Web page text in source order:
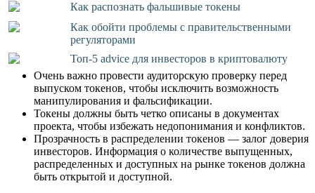
Как распознать фальшивые токены
Как обойти проблемы с правительственными
регуляторами
Топ-5 advice для инвесторов в криптовалюту
Очень важно провести аудиторскую проверку перед
выпуском токенов, чтобы исключить возможность
манипулирования и фальсификации.
Токены должны быть четко описаны в документах
проекта, чтобы избежать недопонимания и конфликтов.
Прозрачность в распределении токенов — залог доверия
инвесторов. Информация о количестве выпущенных,
распределенных и доступных на рынке токенов должна
быть открытой и доступной.